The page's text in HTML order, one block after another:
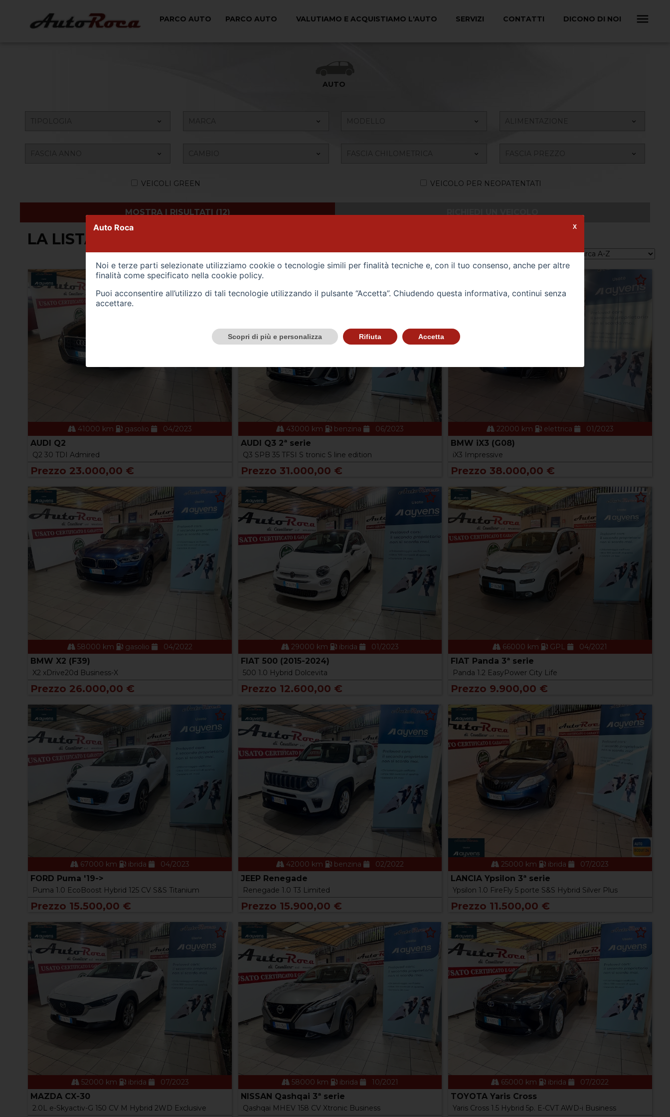
PARCO AUTO PARCO AUTO VALUTIAMO E ACQUISTIAMO L'AUTO SERVIZI CONTATTI DICONO DI NOI
AUTO
VEICOLI GREEN VEICOLO PER NEOPATENTATI
LA LISTA CONTIENE (12) VEICOLI
Ordina per:
41000 km gasolio 04/2023
AUDI Q2
Q2 30 TDI Admired
Prezzo 23.000,00 €
43000 km benzina 06/2023
AUDI Q3 2ª serie
Q3 SPB 35 TFSI S tronic S line edition
Prezzo 31.000,00 €
22000 km elettrica 01/2023
BMW iX3 (G08)
iX3 Impressive
Prezzo 38.000,00 €
58000 km gasolio 04/2022
BMW X2 (F39)
X2 xDrive20d Business-X
Prezzo 26.000,00 €
29000 km ibrida 01/2023
FIAT 500 (2015-2024)
500 1.0 Hybrid Dolcevita
Prezzo 12.600,00 €
66000 km GPL 04/2021
FIAT Panda 3ª serie
Panda 1.2 EasyPower City Life
Prezzo 9.900,00 €
67000 km ibrida 04/2023
FORD Puma '19->
Puma 1.0 EcoBoost Hybrid 125 CV S&S Titanium
Prezzo 15.500,00 €
42000 km benzina 02/2022
JEEP Renegade
Renegade 1.0 T3 Limited
Prezzo 15.900,00 €
25000 km ibrida 07/2023
LANCIA Ypsilon 3ª serie
Ypsilon 1.0 FireFly 5 porte S&S Hybrid Silver Plus
Prezzo 11.500,00 €
52000 km ibrida 07/2023
MAZDA CX-30
2.0L e-Skyactiv-G 150 CV M Hybrid 2WD Exclusive
58000 km ibrida 10/2021
NISSAN Qashqai 3ª serie
Qashqai MHEV 158 CV Xtronic Business
65000 km ibrida 07/2022
TOYOTA Yaris Cross
Yaris Cross 1.5 Hybrid 5p. E-CVT AWD-i Business
Auto Roca
Noi e terze parti selezionate utilizziamo cookie o tecnologie simili per finalità tecniche e, con il tuo consenso, anche per altre
finalità come specificato nella cookie policy.
Puoi acconsentire all’utilizzo di tali tecnologie utilizzando il pulsante “Accetta”. Chiudendo questa informativa, continui senza
accettare.
Scopri di più e personalizza Rifiuta Accetta
X